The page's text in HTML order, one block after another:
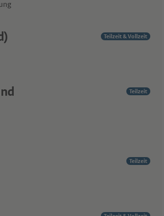
Teilzeit & Vollzeit
Teilzeit
Teilzeit